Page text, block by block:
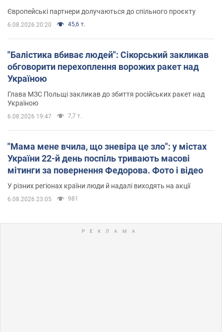
Європейські партнери долучаються до спільного проєкту
6.08.2026 20:20 45,6 т.
"Балістика вбиває людей": Сікорський закликав
обговорити перехоплення ворожих ракет над
Україною
Глава МЗС Польщі закликав до збиття російських ракет над
Україною
6.08.2026 19:47 7,7 т.
"Мама мене вчила, що зневіра це зло": у містах
України 22-й день поспіль тривають масові
мітинги за повернення Федорова. Фото і відео
У різних регіонах країни люди й надалі виходять на акції
6.08.2026 23:05 981